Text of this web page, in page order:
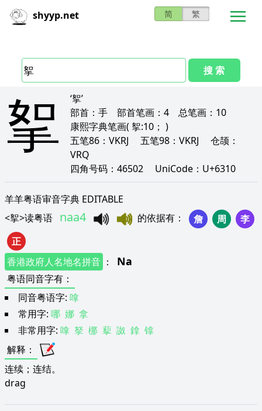
shyyp.net 简 繁
搜 索
挐
‘挐’
部首： 手 部首笔画： 4 总笔画： 10
康熙字典笔画( 挐:10； )
五笔86： VKRJ 五笔98： VKRJ 仓颉：
VRQ
四角号码： 46502 UniCode： U+6310
羊羊粤语审音字典 EDITABLE
<挐>读粤语 naa4 的依据有 ： 詹 周
李
正
香港政府人名地名拼音 ： Na
粤语同音字有 ：
同音粤语字: 嗱
常用字: 哪 娜 拿
非常用字: 嗱 拏 梛 蒘 詉 鎿 镎
解释 ：
连续；连结。
drag